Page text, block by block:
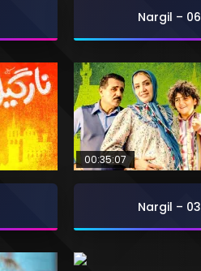
Nargil – 06
00:35:07
Nargil – 03